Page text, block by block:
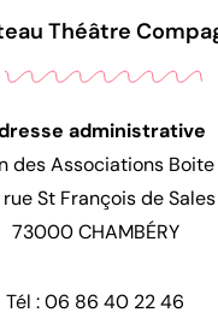
Théâtre
administrative
des Associations Boite
St François de Sales
73000 CHAMBÉRY
Tél : 06 86 40 22 46